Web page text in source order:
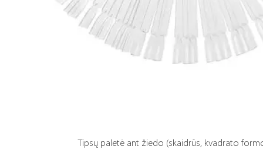
Tipsų paletė ant žiedo (skaidrūs, kvadrato